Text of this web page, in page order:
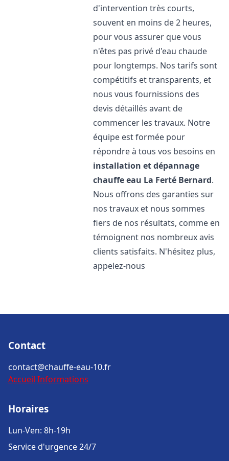
d'intervention très courts,
souvent en moins de 2 heures,
pour vous assurer que vous
n'êtes pas privé d'eau chaude
pour longtemps. Nos tarifs sont
compétitifs et transparents, et
nous vous fournissions des
devis détaillés avant de
commencer les travaux. Notre
équipe est formée pour
répondre à tous vos besoins en
installation et dépannage
chauffe eau La Ferté Bernard.
Nous offrons des garanties sur
nos travaux et nous sommes
fiers de nos résultats, comme en
témoignent nos nombreux avis
clients satisfaits. N'hésitez plus,
appelez-nous
Contact
contact@chauffe-eau-10.fr
Accueil Informations
Horaires
Lun-Ven: 8h-19h
Service d'urgence 24/7